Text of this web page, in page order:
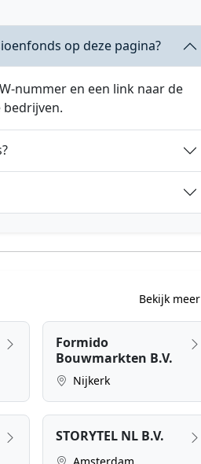
op deze pagina?
nummer en een link naar de
Bekijk meer
Formido
Bouwmarkten B.V.
Nijkerk
STORYTEL NL B.V.